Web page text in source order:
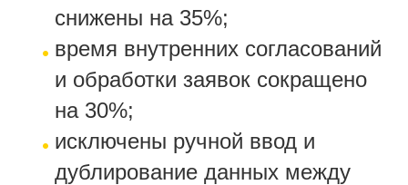
снижены на 35%;
время внутренних согласований
и обработки заявок сокращено
на 30%;
исключены ручной ввод и
дублирование данных между